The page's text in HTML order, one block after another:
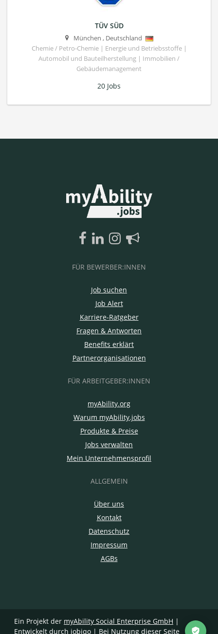
TÜV SÜD
München , Deutschland
Chemie / Petro-Chemie | Energie und Betriebsstoffe |
Automobil und Bauteilherstellung | Immobilien /
Gebäudemanagement
20 Jobs
FÜR BEWERBER:INNEN
Job suchen
Job Alert
Karriere-Ratgeber
Fragen & Antworten
Benefits erklärt
Partnerorganisationen
FÜR ARBEITGEBER:INNEN
myAbility.org
Warum myAbility.jobs
Produkte & Preise
Jobs verwalten
Mein Unternehmensprofil
ALLGEMEIN
Über uns
Kontakt
Datenschutz
Impressum
AGBs
Ein Projekt der myAbility Social Enterprise GmbH |
Entwickelt durch jobiqo | Bei Nutzung dieser Seite